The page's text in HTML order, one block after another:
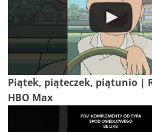
Piątek, piąteczek, piątunio |
HBO Max